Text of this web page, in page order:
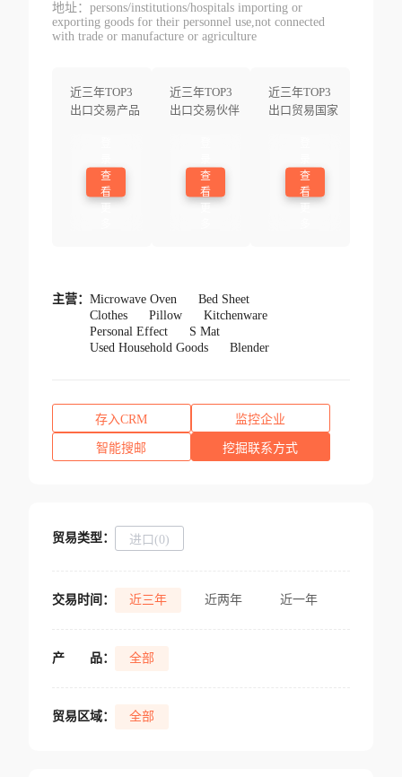
地址：persons/institutions/hospitals importing or
exporting goods for their personnel use,not connected
with trade or manufacture or agriculture
近三年TOP3
出口交易产品
查
看
近三年TOP3
出口交易伙伴
查
看
近三年TOP3
出口贸易国家
查
看
主营： Microwave Oven
Bed Sheet
Clothes
Pillow
Kitchenware
Personal Effect
S Mat
Used Household Goods
Blender
存入CRM 监控企业
智能搜邮 挖掘联系方式
贸易类型： 进口(0)
交易时间： 近三年 近两年 近一年
产 品： 全部
贸易区域： 全部